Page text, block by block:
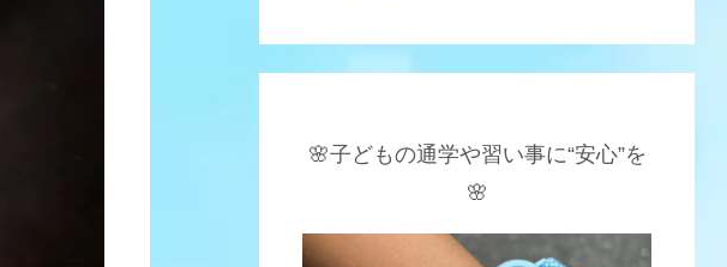
🌸子どもの通学や習い事に“安心”を
🌸